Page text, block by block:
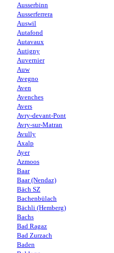
Ausserbinn
Ausserferrera
Auswil
Autafond
Autavaux
Autigny
Auvernier
Auw
Avegno
Aven
Avenches
Avers
Avry-devant-Pont
Avry-sur-Matran
Avully
Axalp
Ayer
Azmoos
Baar
Baar (Nendaz)
Bäch SZ
Bachenbülach
Bächli (Hemberg)
Bachs
Bad Ragaz
Bad Zurzach
Baden